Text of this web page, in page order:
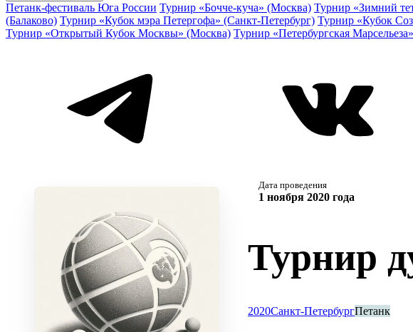
Петанк-фестиваль Юга России Турнир «Бочче-куча» (Москва) Турнир «Зимний
(Балаково) Турнир «Кубок мэра Петергофа» (Санкт-Петербург) Турнир «Кубок
Турнир «Открытый Кубок Москвы» (Москва) Турнир «Петербургская Марсельеза»
Дата проведения
1 ноября 2020 года
Турнир
2020Санкт-ПетербургПетанк